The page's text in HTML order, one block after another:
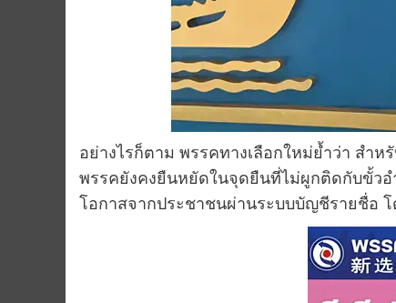
อย่างไรก็ตาม พรรคทางเลือกใหม่ย้ำว่า สำห
พรรคยังคงยืนหยัดในจุดยืนที่ไม่ผูกติดกับขั้วอ
โอกาสจากประชาชนผ่านระบบบัญชีรายชื่อ